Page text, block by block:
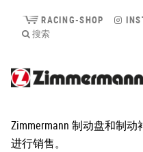
RACING-SHOP
搜索
Zimmermann 制动盘和制
进行销售。